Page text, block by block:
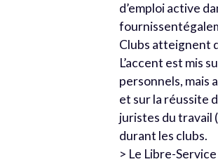
d’emploi active
Clubs atteignent
L’accent est mis
personnels, mais
et sur la réussite
juristes du travail
durant les clubs.
> Le Libre-